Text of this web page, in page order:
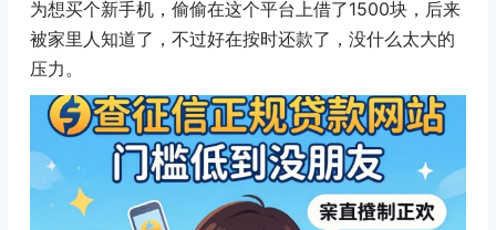
为想买个新手机，偷偷在这个平台上借了1500块，后来
被家里人知道了，不过好在按时还款了，没什么太大的
压力。